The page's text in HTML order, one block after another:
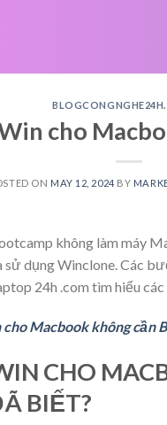
cho
ON MAY 12, 2024 BY
không làm máy
dụng Winclone. Các
24h .com tìm hiểu
Macbook không cần
CHO
BIẾT?